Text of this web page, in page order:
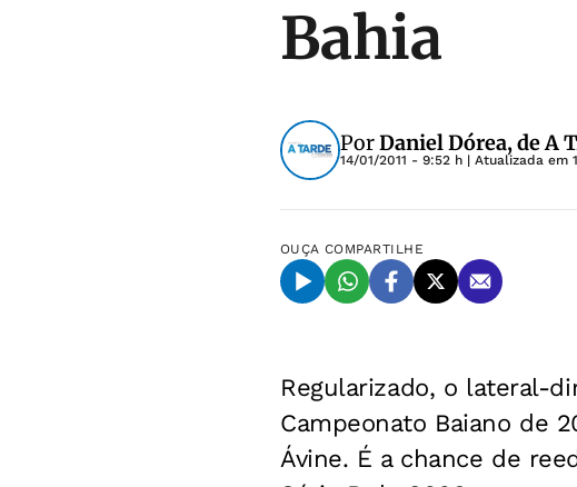
Bahia
PorDaniel Dórea, de A
14/01/2011 - 9:52 h | Atualizada em
OUÇA COMPARTILHE
Regularizado, o lateral-
Campeonato Baiano de
Ávine. É a chance de